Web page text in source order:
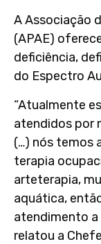
A Associação
(APAE)
deficiência,
do Espectro
“Atualmente
atendidos por
(…) nós temos
terapia
arteterapia,
aquática,
atendimento a
relatou a